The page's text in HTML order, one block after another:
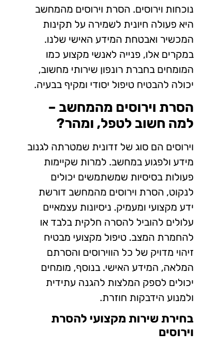
נוכחות וירוסים. הסרת וירוסים מהמחשב
היא פעולה חיונית לשמירה על תקינות
המכשיר ואבטחת המידע האישי שלנו.
במקרים אלו, פנייה לאנשי מקצוע כמו
המומחים בחברת רונפון שירותי מחשוב,
יכולה להבטיח טיפול יסודי ומקיף בבעיה.
הסרת וירוסים מהמחשב –
למה חשוב לטפל, ומהר?
וירוסים הם סוג של זדונית שמטרתה לגנוב
מידע ולפגוע במחשב. למרות שקיימות
פעולות בסיסיות שמשתמשים יכולים
לנקוט, הסרת וירוסים מהמחשב דורשת
ידע מקצועי ומעמיק. ניסיונות עצמאיים
עלולים להוביל להסרה חלקית בלבד או
להחמרת המצב. טיפול מקצועי מבטיח
זיהוי מדויק של כל הווירוסים והסרתם
המלאה, המידע האישי. בנוסף, מומחים
יכולים לספק המלצות להגנה עתידית
ולמנוע הידבקות חוזרת.
בחירת שירות מקצועי להסרת
וירוסים